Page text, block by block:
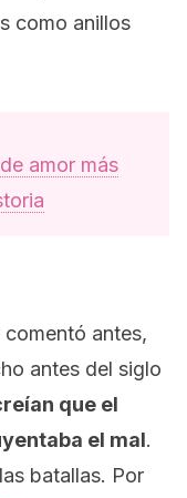
como anillos
amor más
comentó antes,
antes del siglo
que el
el mal.
batallas. Por